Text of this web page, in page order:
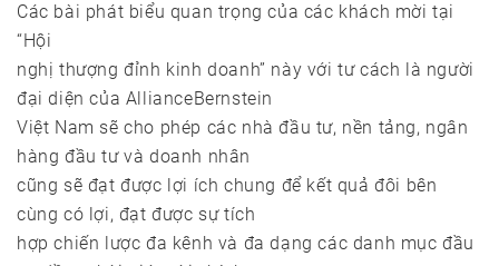
Các bài phát biểu quan trọng của các khách mời tại
“Hội
nghị thượng đỉnh kinh doanh” này với tư cách là người
đại diện của AllianceBernstein
Việt Nam sẽ cho phép các nhà đầu tư, nền tảng, ngân
hàng đầu tư và doanh nhân
cũng sẽ đạt được lợi ích chung để kết quả đôi bên
cùng có lợi, đạt được sự tích
hợp chiến lược đa kênh và đa dạng các danh mục đầu